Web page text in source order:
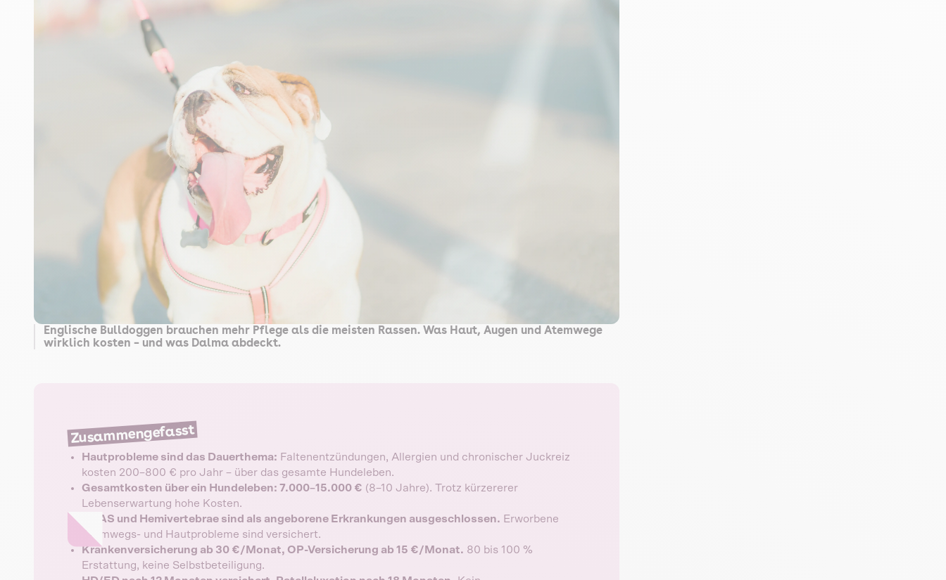
Englische Bulldoggen brauchen mehr Pflege als die meisten Rassen. Was Haut, Augen und Atemwege
wirklich kosten – und was Dalma abdeckt.
Zusammengefasst
Hautprobleme sind das Dauerthema: Faltenentzündungen, Allergien und chronischer Juckreiz
kosten 200–800 € pro Jahr – über das gesamte Hundeleben.
Gesamtkosten über ein Hundeleben: 7.000–15.000 € (8–10 Jahre). Trotz kürzererer
Lebenserwartung hohe Kosten.
BOAS und Hemivertebrae sind als angeborene Erkrankungen ausgeschlossen. Erworbene
Atemwegs- und Hautprobleme sind versichert.
Krankenversicherung ab 30 €/Monat, OP-Versicherung ab 15 €/Monat. 80 bis 100 %
Erstattung, keine Selbstbeteiligung.